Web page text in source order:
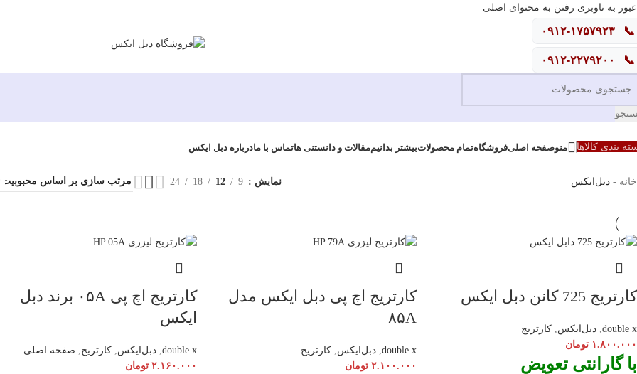
عبور به ناوبری رفتن به محتوای اصلی
📞
📞
بندی کالاها منوصفحه اصلیفروشگاهتمام محصولاتبیشتر بدانیممقالات و دانستنی هاتماس با مادرباره دبل ایکس
خانه - دبل‌ایکس نمایش 9
12
18
24
کارتریج 725 کانن دبل ایکس
double x
, دبل‌ایکس, کارتریج
۱.۸۰۰.۰۰۰ تومان
با گارانتی تعویض
کارتریج اچ پی دبل ایکس مدل
۸۵A
double x
, دبل‌ایکس, کارتریج
۲.۱۰۰.۰۰۰ تومان
کارتریج اچ پی ۰۵A برند دبل
ایکس
double x
, دبل‌ایکس, کارتریج, صفحه اصلی
۲.۱۶۰.۰۰۰ تومان